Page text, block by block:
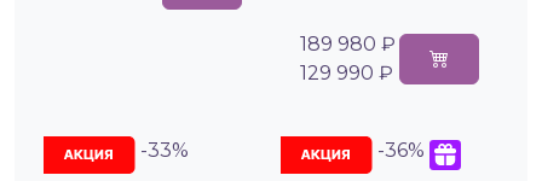
189 980 ₽
129 990 ₽
-33% -36%